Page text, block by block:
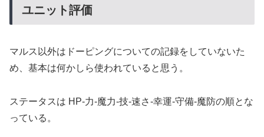
ユニット評価
マルス以外はドーピングについての記録をしていないた
め、基本は何かしら使われていると思う。
ステータスは HP-力-魔力-技-速さ-幸運-守備-魔防の順とな
っている。